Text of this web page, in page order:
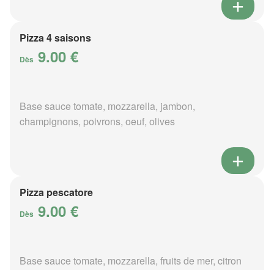
Pizza 4 saisons
Dès 9.00 €
Base sauce tomate, mozzarella, jambon,
champignons, poivrons, oeuf, olives
Pizza pescatore
Dès 9.00 €
Base sauce tomate, mozzarella, fruits de mer, citron